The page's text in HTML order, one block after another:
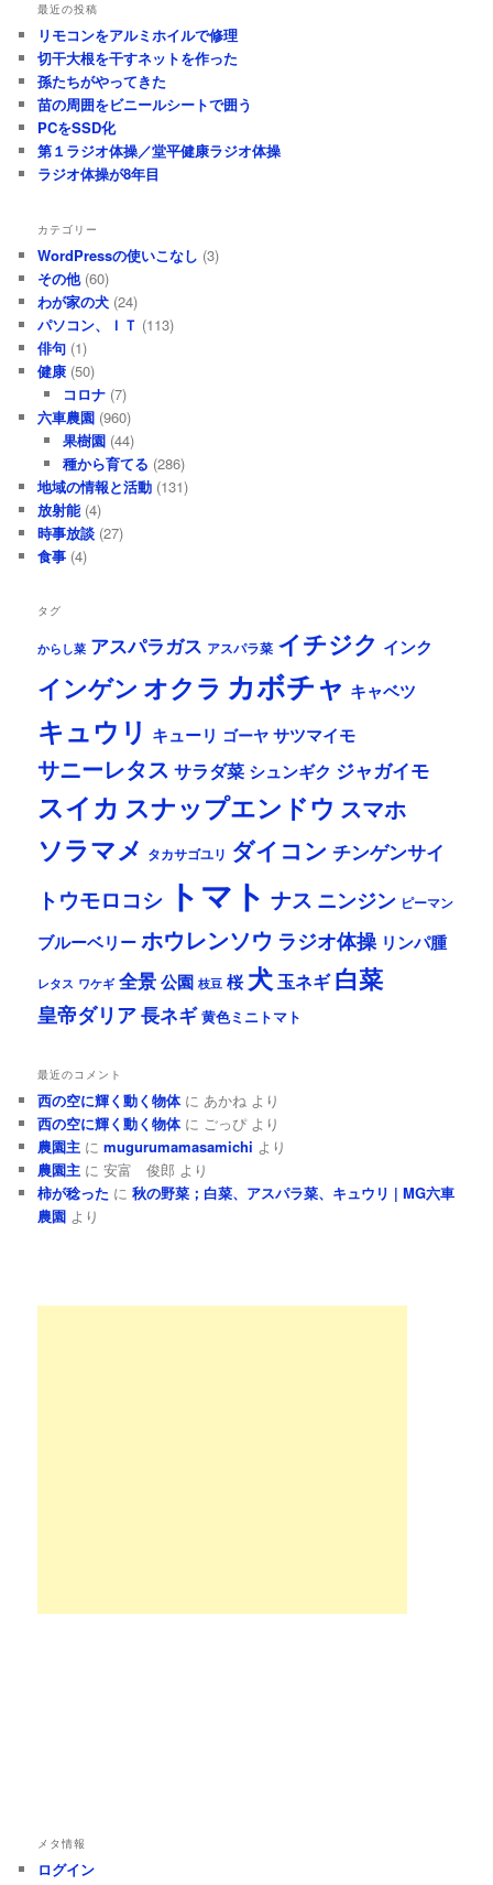
イ
ブ
最近の投稿
リモコンをアルミホイルで修理
切干大根を干すネットを作った
孫たちがやってきた
苗の周囲をビニールシートで囲う
PCをSSD化
第１ラジオ体操／堂平健康ラジオ体操
ラジオ体操が8年目
カテゴリー
WordPressの使いこなし (3)
その他(60)
わが家の犬 (24)
パソコン、ＩＴ (113)
俳句 (1)
健康 (50)
コロナ(7)
六車農園 (960)
果樹園(44)
種から育てる (286)
地域の情報と活動 (131)
放射能 (4)
時事放談 (27)
食事 (4)
タグ
からし菜 アスパラガス アスパラ菜 イチジク インク
インゲン オクラ カボチャ キャベツ
キュウリ キューリ ゴーヤ サツマイモ
サニーレタス サラダ菜 シュンギク ジャガイモ
スイカ スナップエンドウ スマホ
ソラマメ タカサゴユリ ダイコン チンゲンサイ
トウモロコシ トマト ナス ニンジン ピーマン
ブルーベリー ホウレンソウ ラジオ体操 リンパ腫
レタス ワケギ 全景公園 枝豆 桜 犬玉ネギ 白菜
皇帝ダリア長ネギ 黄色ミニトマト
最近のコメント
西の空に輝く動く物体に あかね より
西の空に輝く動く物体に ごっぴより
農園主 にmugurumamasamichi より
農園主 に安富 俊郎 より
柿が稔った に秋の野菜；白菜、アスパラ菜、キュウリ | MG六車
農園 より
メタ情報
ログイン